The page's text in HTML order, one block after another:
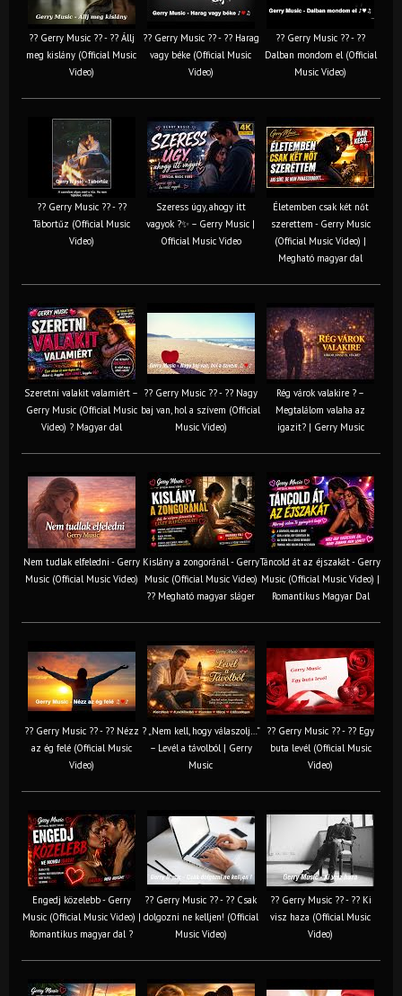
?? Gerry Music ?? - ?? Állj
meg kislány (Official Music
Video)
?? Gerry Music ?? - ?? Harag
vagy béke (Official Music
Video)
?? Gerry Music ?? - ??
Dalban mondom el (Official
Music Video)
?? Gerry Music ?? - ??
Tábortűz (Official Music
Video)
Szeress úgy, ahogy itt
vagyok ?✨ – Gerry Music |
Official Music Video
Életemben csak két nőt
szerettem - Gerry Music
(Official Music Video) |
Megható magyar dal
Szeretni valakit valamiért –
Gerry Music (Official Music
Video) ? Magyar dal
?? Gerry Music ?? - ?? Nagy
baj van, hol a szívem (Official
Music Video)
Rég várok valakire ? –
Megtalálom valaha az
igazit? | Gerry Music
Nem tudlak elfeledni - Gerry
Music (Official Music Video)
Kislány a zongoránál - Gerry
Music (Official Music Video)
?? Megható magyar sláger
Táncold át az éjszakát - Gerry
Music (Official Music Video) |
Romantikus Magyar Dal
?? Gerry Music ?? - ?? Nézz
az ég felé (Official Music
Video)
? „Nem kell, hogy válaszolj…”
– Levél a távolból | Gerry
Music
?? Gerry Music ?? - ?? Egy
buta levél (Official Music
Video)
Engedj közelebb - Gerry
Music (Official Music Video) |
Romantikus magyar dal ?
?? Gerry Music ?? - ?? Csak
dolgozni ne kelljen! (Official
Music Video)
?? Gerry Music ?? - ?? Ki
visz haza (Official Music
Video)